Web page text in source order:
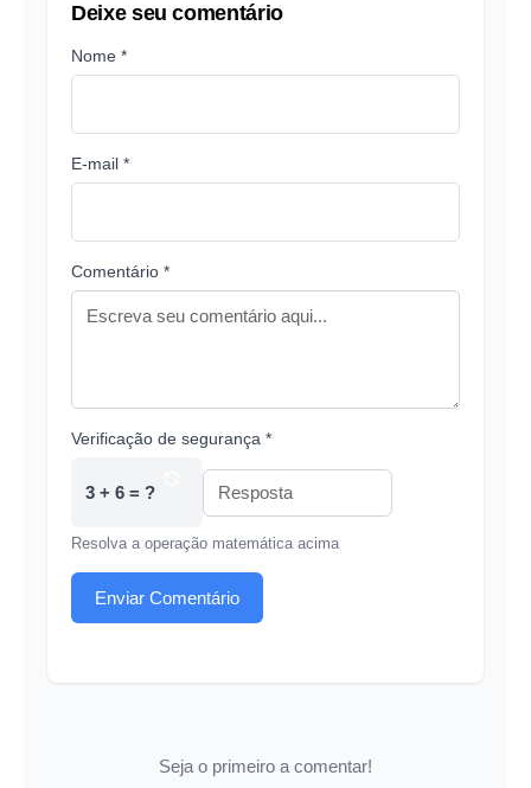
Deixe seu comentário
Nome *
E-mail *
Comentário *
Verificação de segurança *
3 + 6 = ?
Resolva a operação matemática acima
Enviar Comentário
Seja o primeiro a comentar!